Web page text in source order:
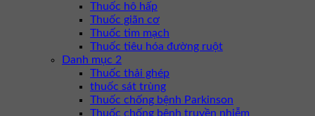
Thuốc hô hấp
Thuốc giãn cơ
Thuốc tim mạch
Thuốc tiêu hóa đường ruột
Danh mục 2
Thuốc thải ghép
thuốc sát trùng
Thuốc chống bệnh Parkinson
Thuốc chống bệnh truyền nhiễm